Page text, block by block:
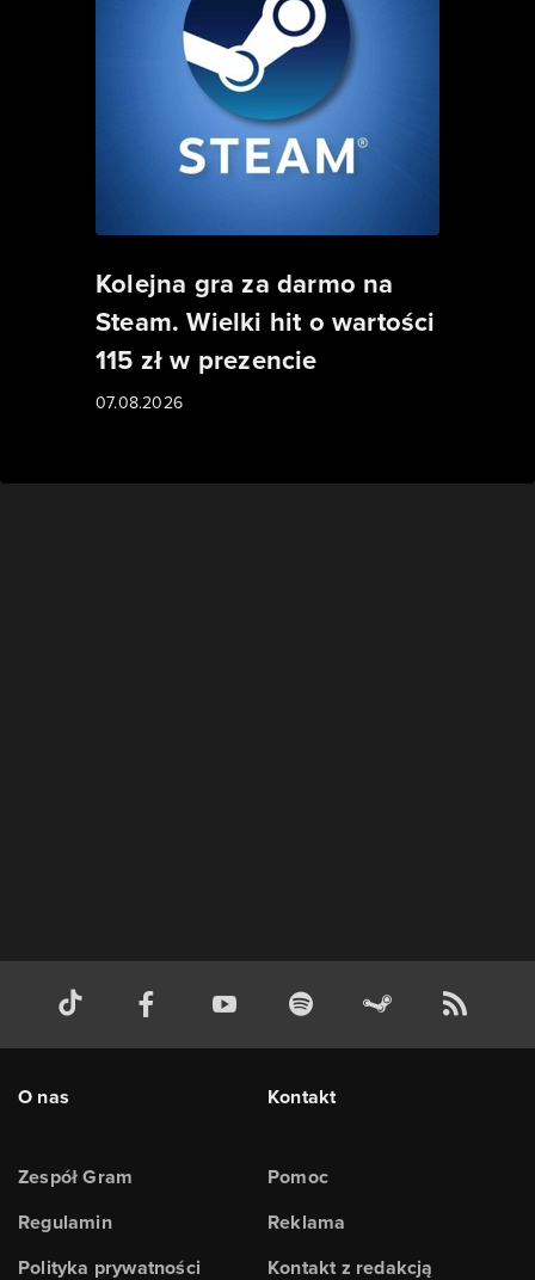
Kolejna gra za darmo na
Steam. Wielki hit o wartości
115 zł w prezencie
07.08.2026
O nas
Zespół Gram
Regulamin
Polityka prywatności
Kontakt
Pomoc
Reklama
Kontakt z redakcją